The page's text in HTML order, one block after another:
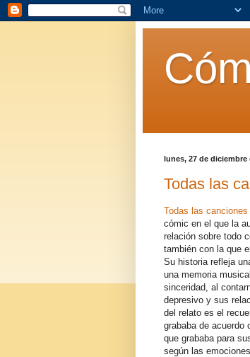
lunes, 27 de diciembre
Todas las
Todas las
cómic en el que la
relación sobre todo
también con la que
Su historia refleja
una memoria
sinceridad, al
depresivo y sus
del relato es el
grababa de acuerdo
que grababa para
según las